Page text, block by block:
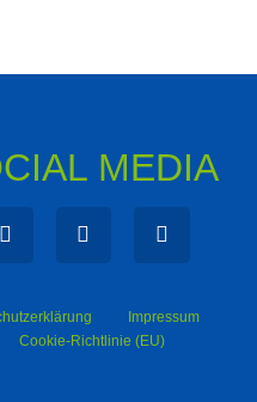
MEDIA
Impressum
Cookie-Richtlinie (EU)